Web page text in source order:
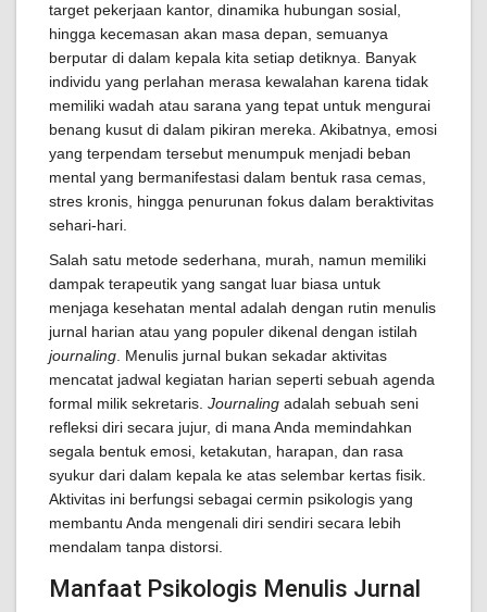
target pekerjaan kantor, dinamika hubungan sosial,
hingga kecemasan akan masa depan, semuanya
berputar di dalam kepala kita setiap detiknya. Banyak
individu yang perlahan merasa kewalahan karena tidak
memiliki wadah atau sarana yang tepat untuk mengurai
benang kusut di dalam pikiran mereka. Akibatnya, emosi
yang terpendam tersebut menumpuk menjadi beban
mental yang bermanifestasi dalam bentuk rasa cemas,
stres kronis, hingga penurunan fokus dalam beraktivitas
sehari-hari.
Salah satu metode sederhana, murah, namun memiliki
dampak terapeutik yang sangat luar biasa untuk
menjaga kesehatan mental adalah dengan rutin menulis
jurnal harian atau yang populer dikenal dengan istilah
journaling . Menulis jurnal bukan sekadar aktivitas
mencatat jadwal kegiatan harian seperti sebuah agenda
formal milik sekretaris. Journaling adalah sebuah seni
refleksi diri secara jujur, di mana Anda memindahkan
segala bentuk emosi, ketakutan, harapan, dan rasa
syukur dari dalam kepala ke atas selembar kertas fisik.
Aktivitas ini berfungsi sebagai cermin psikologis yang
membantu Anda mengenali diri sendiri secara lebih
mendalam tanpa distorsi.
Manfaat Psikologis Menulis Jurnal